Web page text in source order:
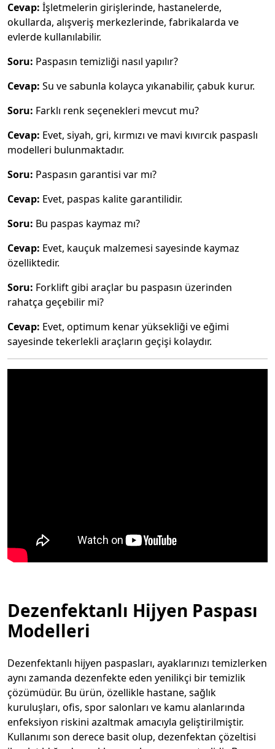
Cevap: İşletmelerin girişlerinde, hastanelerde,
okullarda, alışveriş merkezlerinde, fabrikalarda ve
evlerde kullanılabilir.
Soru: Paspasın temizliği nasıl yapılır?
Cevap: Su ve sabunla kolayca yıkanabilir, çabuk kurur.
Soru: Farklı renk seçenekleri mevcut mu?
Cevap: Evet, siyah, gri, kırmızı ve mavi kıvırcık paspaslı
modelleri bulunmaktadır.
Soru: Paspasın garantisi var mı?
Cevap: Evet, paspas kalite garantilidir.
Soru: Bu paspas kaymaz mı?
Cevap: Evet, kauçuk malzemesi sayesinde kaymaz
özelliktedir.
Soru: Forklift gibi araçlar bu paspasın üzerinden
rahatça geçebilir mi?
Cevap: Evet, optimum kenar yüksekliği ve eğimi
sayesinde tekerlekli araçların geçişi kolaydır.
Dezenfektanlı Hijyen Paspası
Modelleri
Dezenfektanlı hijyen paspasları, ayaklarınızı temizlerken
aynı zamanda dezenfekte eden yenilikçi bir temizlik
çözümüdür. Bu ürün, özellikle hastane, sağlık
kuruluşları, ofis, spor salonları ve kamu alanlarında
enfeksiyon riskini azaltmak amacıyla geliştirilmiştir.
Kullanımı son derece basit olup, dezenfektan çözeltisi